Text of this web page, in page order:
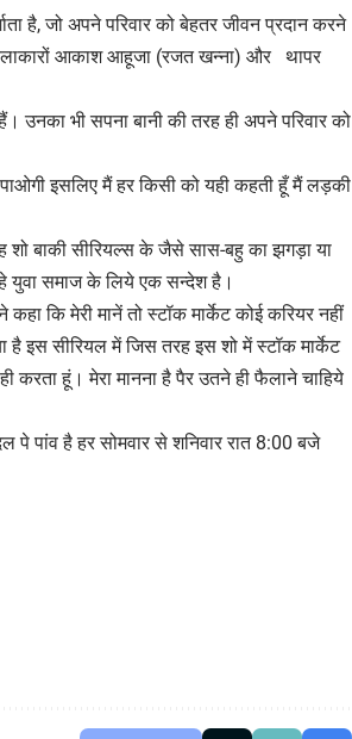
है, जो अपने परिवार को बेहतर जीवन प्रदान करने
आकाश आहूजा (रजत खन्ना) और थापर
उनका भी सपना बानी की तरह ही अपने परिवार को
इसलिए मैं हर किसी को यही कहती हूँ मैं लड़की
शो बाकी सीरियल्स के जैसे सास-बहु का झगड़ा या
युवा समाज के लिये एक सन्देश है।
कि मेरी मानें तो स्टॉक मार्केट कोई करियर नहीं
है इस सीरियल में जिस तरह इस शो में स्टॉक मार्केट
करता हूं। मेरा मानना है पैर उतने ही फैलाने चाहिये
पे पांव है हर सोमवार से शनिवार रात 8:00 बजे